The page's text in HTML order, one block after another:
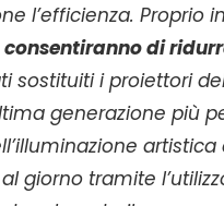
l’efficienza.
consentiranno di
sostituiti i proiettori
generazione più
giorno tramite